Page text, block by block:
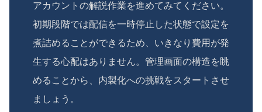
アカウントの解説作業を進めてみてください。
初期段階では配信を一時停止した状態で設定を
煮詰めることができるため、いきなり費用が発
生する心配はありません。管理画面の構造を眺
めることから、内製化への挑戦をスタートさせ
ましょう。